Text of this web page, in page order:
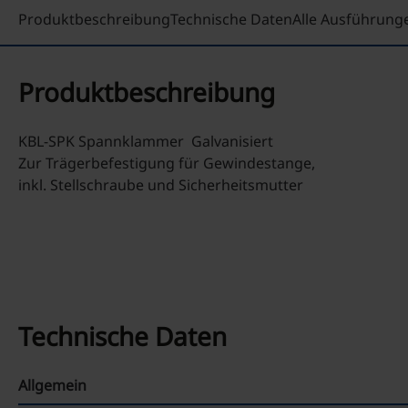
ProduktbeschreibungTechnische DatenAlle
Produktbeschreibung
KBL-SPK Spannklammer Galvanisiert
Zur Trägerbefestigung für Gewindestange,
inkl. Stellschraube und Sicherheitsmutter
Technische Daten
Allgemein